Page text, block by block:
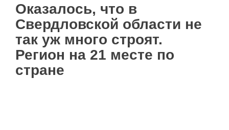
Оказалось, что в
Свердловской области не
так уж много строят.
Регион на 21 месте по
стране